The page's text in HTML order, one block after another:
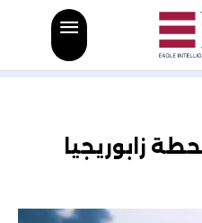
زابوريجيا